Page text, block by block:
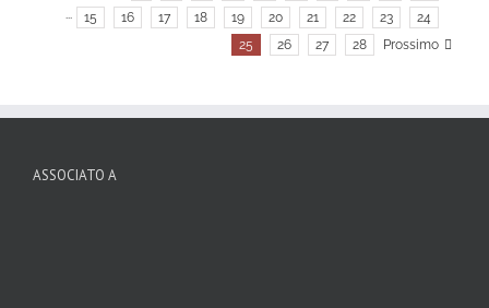
···
15 16 17 18 19 20 21 22 23
24
25
26 27 28 Prossimo
ASSOCIATO A